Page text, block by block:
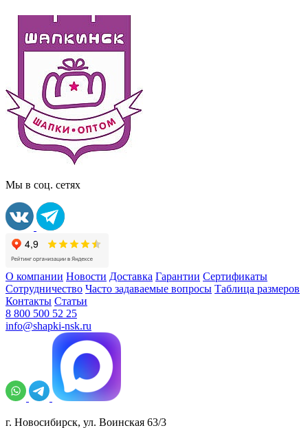
Мы в соц. сетях
О компании Новости Доставка Гарантии Сертификаты
Сотрудничество Часто задаваемые вопросы Таблица размеров
Контакты Статьи
8 800 500 52 25
info@shapki-nsk.ru
г. Новосибирск, ул. Воинская 63/3